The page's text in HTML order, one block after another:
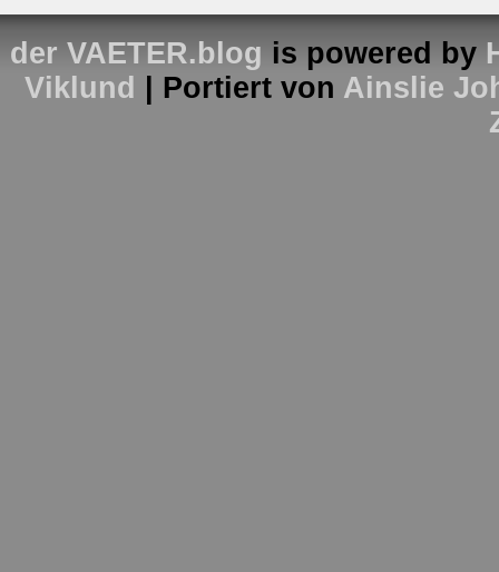
der VAETER.blog is powered by
Viklund
| Portiert von Ainslie